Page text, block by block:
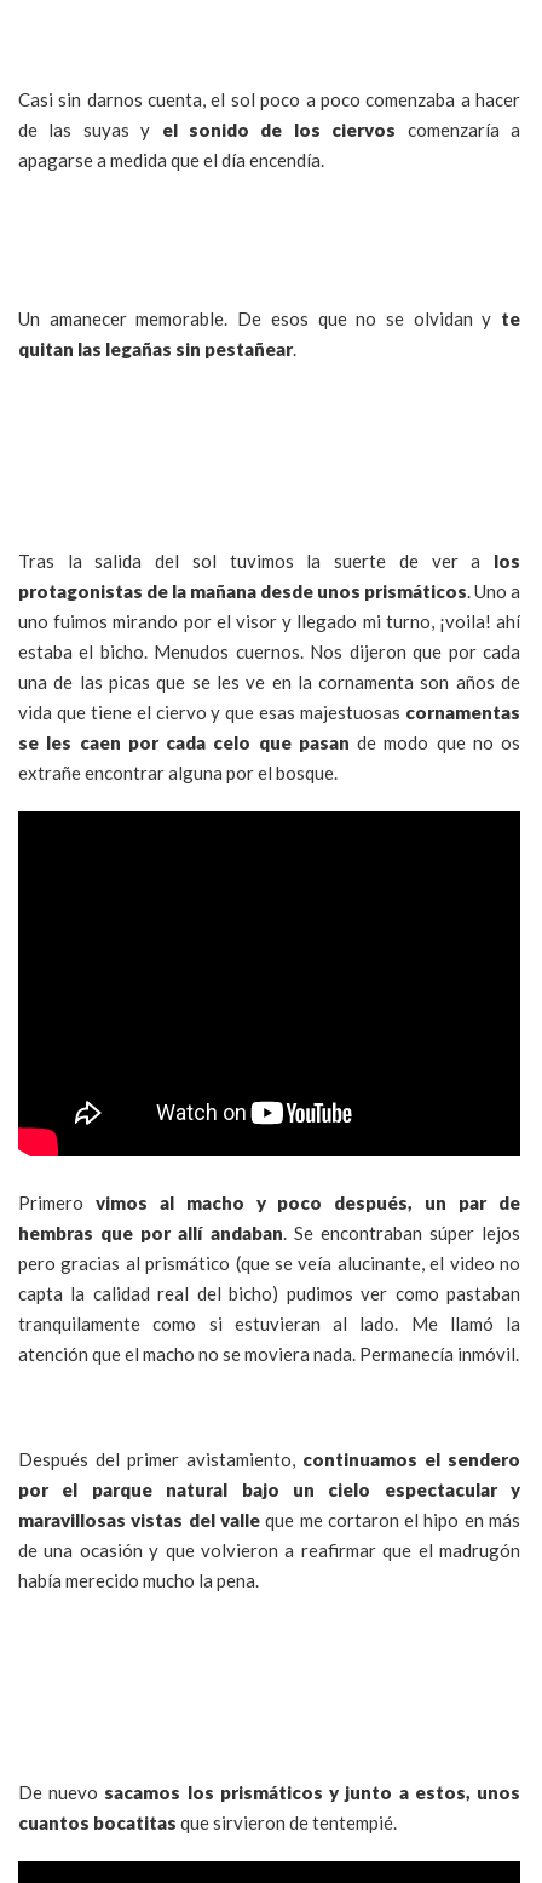
Casi sin darnos cuenta, el sol poco a poco comenzaba a hacer
de las suyas y el sonido de los ciervos comenzaría a
apagarse a medida que el día encendía.
Un amanecer memorable. De esos que no se olvidan y te
quitan las legañas sin pestañear.
Tras la salida del sol tuvimos la suerte de ver a los
protagonistas de la mañana desde unos prismáticos. Uno a
uno fuimos mirando por el visor y llegado mi turno, ¡voila! ahí
estaba el bicho. Menudos cuernos. Nos dijeron que por cada
una de las picas que se les ve en la cornamenta son años de
vida que tiene el ciervo y que esas majestuosas cornamentas
se les caen por cada celo que pasan de modo que no os
extrañe encontrar alguna por el bosque.
Primero vimos al macho y poco después, un par de
hembras que por allí andaban. Se encontraban súper lejos
pero gracias al prismático (que se veía alucinante, el video no
capta la calidad real del bicho) pudimos ver como pastaban
tranquilamente como si estuvieran al lado. Me llamó la
atención que el macho no se moviera nada. Permanecía inmóvil.
Después del primer avistamiento, continuamos el sendero
por el parque natural bajo un cielo espectacular y
maravillosas vistas del valleque me cortaron el hipo en más
de una ocasión y que volvieron a reafirmar que el madrugón
había merecido mucho la pena.
De nuevo sacamos los prismáticos y junto a estos, unos
cuantos bocatitas que sirvieron de tentempié.